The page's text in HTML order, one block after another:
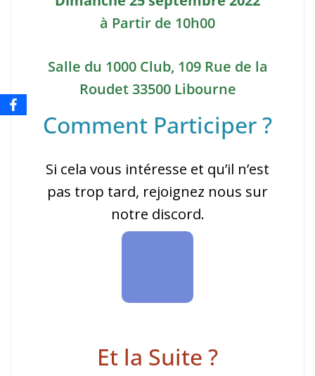
à Partir de 10h00
Salle du 1000 Club, 109 Rue de la
Roudet 33500 Libourne
Comment Participer ?
Si cela vous intéresse et qu’il n’est
pas trop tard, rejoignez nous sur
notre discord.
Et la Suite ?